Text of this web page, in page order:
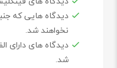
دیدگاه هایی که
نخواهند شد.
دیدگاه های دارای
شد.